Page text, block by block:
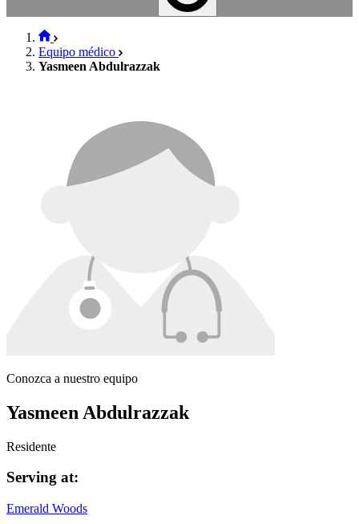
Equipo médico
Yasmeen Abdulrazzak
Conozca a nuestro equipo
Yasmeen Abdulrazzak
Residente
Serving at:
Emerald Woods